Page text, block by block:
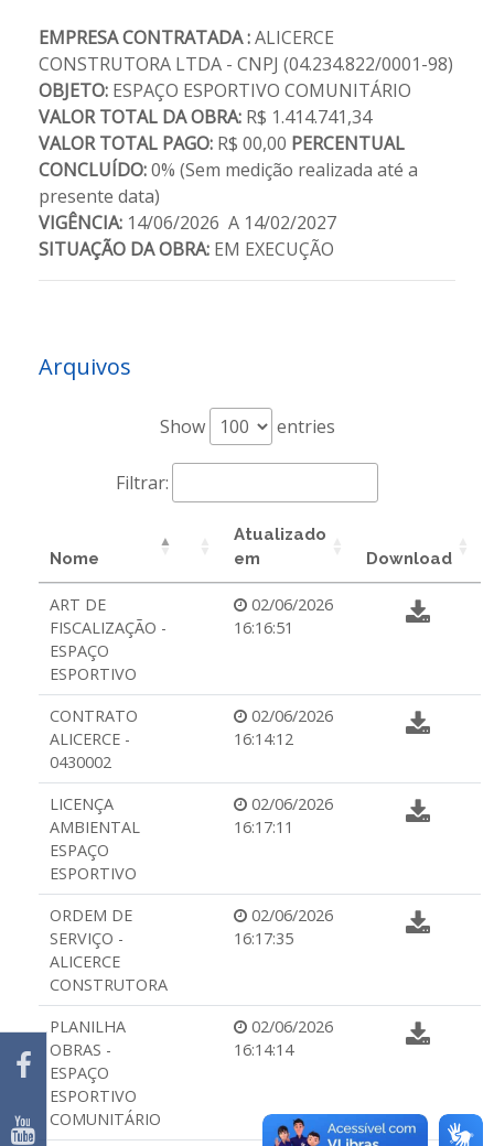
EMPRESA CONTRATADA :ALICERCE
CONSTRUTORA LTDA - CNPJ (04.234.822/0001-98)
OBJETO: ESPAÇO ESPORTIVO COMUNITÁRIO
VALOR TOTAL DA OBRA: R$ 1.414.741,34
VALOR TOTAL PAGO: R$ 00,00 PERCENTUAL
CONCLUÍDO:0% (Sem medição realizada até a
presente data)
VIGÊNCIA: 14/06/2026 A 14/02/2027
SITUAÇÃO DA OBRA: EM EXECUÇÃO
Arquivos
Show entries
Filtrar:
Nome
Atualizado
em
Download
ART DE
FISCALIZAÇÃO -
ESPAÇO
ESPORTIVO
02/06/2026
16:16:51
CONTRATO
ALICERCE -
0430002
02/06/2026
16:14:12
LICENÇA
AMBIENTAL
ESPAÇO
ESPORTIVO
02/06/2026
16:17:11
ORDEM DE
SERVIÇO -
ALICERCE
CONSTRUTORA
02/06/2026
16:17:35
PLANILHA
OBRAS -
ESPAÇO
ESPORTIVO
COMUNITÁRIO
02/06/2026
16:14:14